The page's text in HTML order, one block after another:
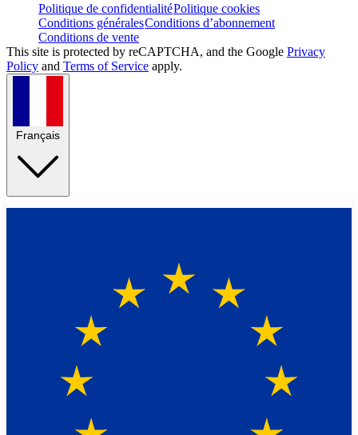
Politique de confidentialitéPolitique cookies
Conditions généralesConditions d’abonnement
Conditions de vente
This site is protected by reCAPTCHA, and the Google Privacy
Policy and Terms of Service apply.
Français